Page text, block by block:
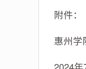
附件：
惠州学